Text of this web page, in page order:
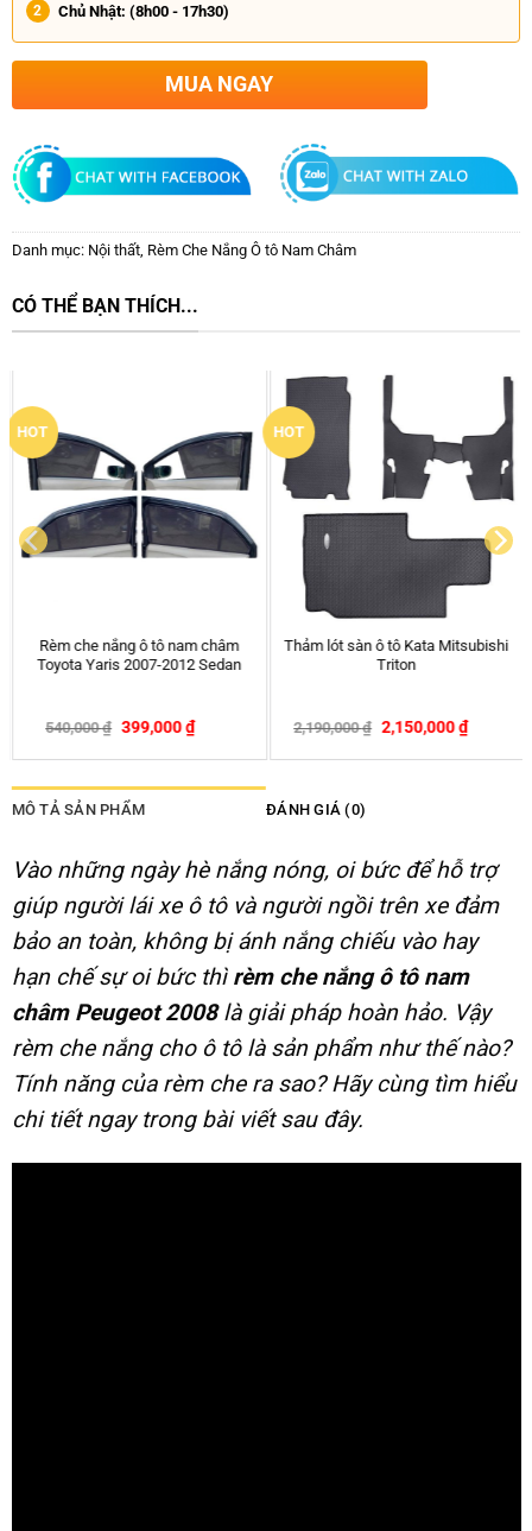
Chủ Nhật: (8h00 - 17h30)
MUA NGAY
Danh mục: Nội thất, Rèm Che Nắng Ô tô Nam Châm
CÓ THỂ BẠN THÍCH...
Dung dịch vệ sinh khoang máy ô
tô Senfineco 9973
290,000₫ 250,000₫
New
Gương cầu lồi mở rộng góc nhìn,
chống điểm mù cho xe hơi
149,000₫
MÔ TẢ SẢN PHẨM ĐÁNH GIÁ (0)
Vào những ngày hè nắng nóng, oi bức để hỗ trợ
giúp người lái xe ô tô và người ngồi trên xe đảm
bảo an toàn, không bị ánh nắng chiếu vào hay
hạn chế sự oi bức thì rèm che nắng ô tô nam
châm Peugeot 2008là giải pháp hoàn hảo. Vậy
rèm che nắng cho ô tô là sản phẩm như thế nào?
Tính năng của rèm che ra sao? Hãy cùng tìm hiểu
chi tiết ngay trong bài viết sau đây.